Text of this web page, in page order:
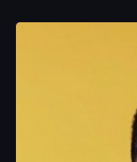
grandes éxitos y
Bien”, “Feel the
imprescindible